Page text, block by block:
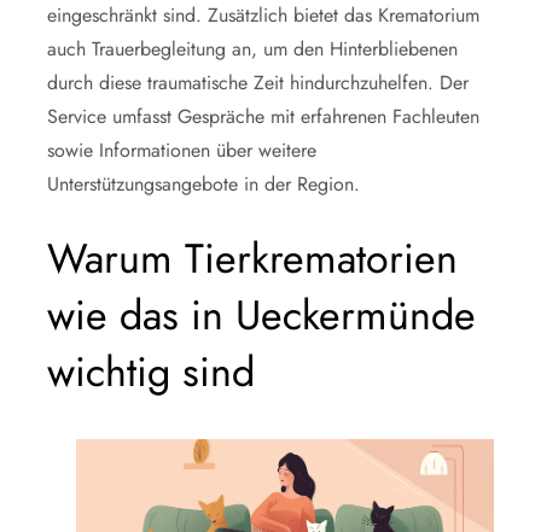
eingeschränkt sind. Zusätzlich bietet das Krematorium
auch Trauerbegleitung an, um den Hinterbliebenen
durch diese traumatische Zeit hindurchzuhelfen. Der
Service umfasst Gespräche mit erfahrenen Fachleuten
sowie Informationen über weitere
Unterstützungsangebote in der Region.
Warum Tierkrematorien
wie das in Ueckermünde
wichtig sind